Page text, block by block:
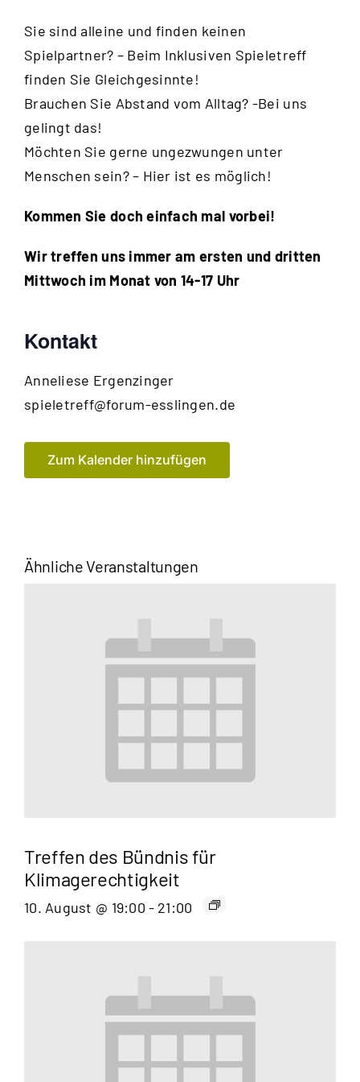
Sie sind alleine und finden keinen
Spielpartner? – Beim Inklusiven Spieletreff
finden Sie Gleichgesinnte!
Brauchen Sie Abstand vom Alltag? -Bei uns
gelingt das!
Möchten Sie gerne ungezwungen unter
Menschen sein? – Hier ist es möglich!
Kommen Sie doch einfach mal vorbei!
Wir treffen uns immer am ersten und dritten
Mittwoch im Monat von 14-17 Uhr
Kontakt
Anneliese Ergenzinger
E-
spieletreff@forum-esslingen.de
Zum Kalender hinzufügen
Ähnliche Veranstaltungen
Treffen des Bündnis für
Klimagerechtigkeit
10. August @ 19:00 - 21:00